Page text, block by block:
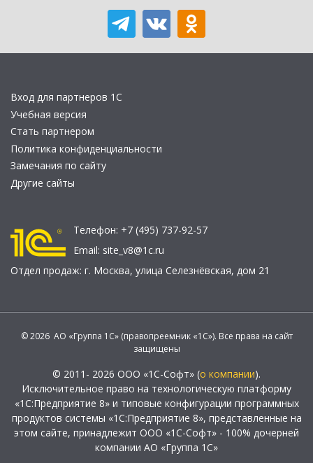
Вход для партнеров 1С
Учебная версия
Стать партнером
Политика конфиденциальности
Замечания по сайту
Другие сайты
Телефон: +7 (495) 737-92-57
Email: site_v8@1c.ru
Отдел продаж: г. Москва, улица Селезнёвская, дом 21
© 2026 АО «Группа 1С» (правопреемник «1С»). Все права на сайт
защищены
© 2011- 2026 ООО «1С-Софт» (о компании).
Исключительное право на технологическую платформу
«1С:Предприятие 8» и типовые конфигурации программных
продуктов системы «1С:Предприятие 8», представленные на
этом сайте, принадлежит ООО «1С-Софт» - 100% дочерней
компании АО «Группа 1С»